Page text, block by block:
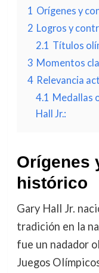
1 Orígenes y
2 Logros y
2.1 Títulos
3 Momentos
4 Relevancia
4.1 Medallas
Hall Jr.:
Orígenes
histórico
Gary Hall Jr.
tradición en la
fue un nadador
Juegos